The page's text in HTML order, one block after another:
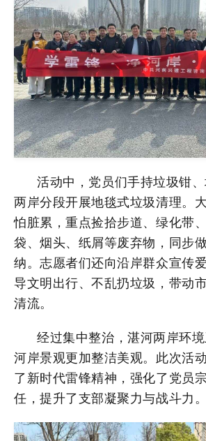
活动中，党员们手持垃圾钳、
两岸分段开展地毯式垃圾清理。
怕脏累，重点捡拾步道、绿化带
袋、烟头、纸屑等废弃物，同步
纳。志愿者们还向沿岸群众宣传
导文明出行、不乱扔垃圾，带动
清流。
经过集中整治，湛河两岸环境
河岸景观更加整洁美观。此次活
了新时代雷锋精神，强化了党员
任，提升了支部凝聚力与战斗力。